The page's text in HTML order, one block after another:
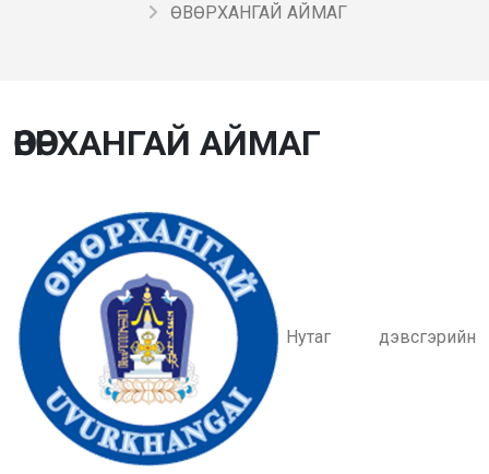
ӨВӨРХАНГАЙ АЙМАГ
ӨВӨРХАНГАЙ АЙМАГ
Нутаг дэвсгэрийн